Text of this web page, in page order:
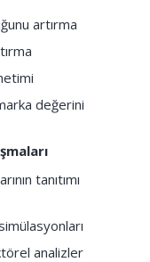
artırma
değerini
tanıtımı
analizler